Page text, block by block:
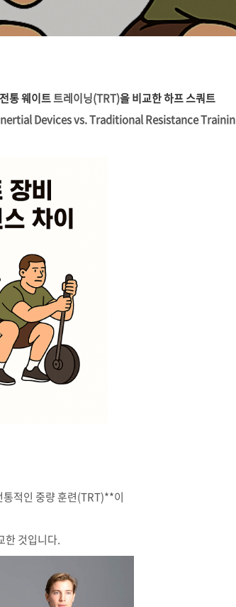
전통웨이트트레이닝(TRT)을비교한하프스쿼트
Devicesvs.TraditionalResistanceTrainin
통적인 중량훈련(TRT)**이
한것입니다.